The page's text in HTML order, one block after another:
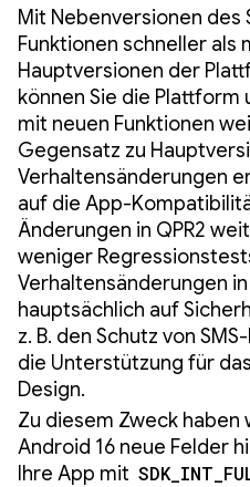
Mit Nebenversionen des
Funktionen schneller als
Hauptversionen der
können Sie die Plattform
mit neuen Funktionen
Gegensatz zu
Verhaltensänderungen
auf die App-
Änderungen in QPR2
weniger
Verhaltensänderungen
hauptsächlich auf
z. B. den Schutz von
die Unterstützung für
Design.
Zu diesem Zweck haben
Android 16 neue Felder
Ihre App mit